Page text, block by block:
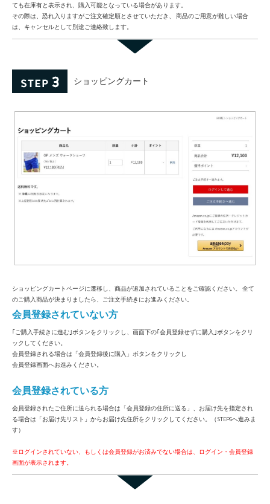
ても在庫有と表示され、購入可能となっている場合があります。
その際は、恐れ入りますがご注文確定順とさせていただき、 商品のご用意が難しい場合
は、キャンセルとして別途ご連絡致します。
ショッピングカート
ショッピングカートページに遷移し、商品が追加されていることをご確認ください。 全て
のご購入商品が決まりましたら、ご注文手続きにお進みください。
会員登録されていない方
｢ご購入手続きに進む｣ボタンをクリックし、画面下の｢会員登録せずに購入｣ボタンをクリ
ックしてください。
会員登録される場合は「会員登録後に購入」ボタンをクリックし
会員登録画面へお進みください。
会員登録されている方
会員登録されたご住所に送られる場合は「会員登録の住所に送る」、お届け先を指定され
る場合は「お届け先リスト」からお届け先住所をクリックしてください。（STEP6へ進みま
す）
※ログインされていない、もしくは会員登録がお済みでない場合は、ログイン・会員登録
画面が表示されます。